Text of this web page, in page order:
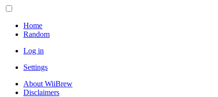
Home
Random
Log in
Settings
About WiiBrew
Disclaimers